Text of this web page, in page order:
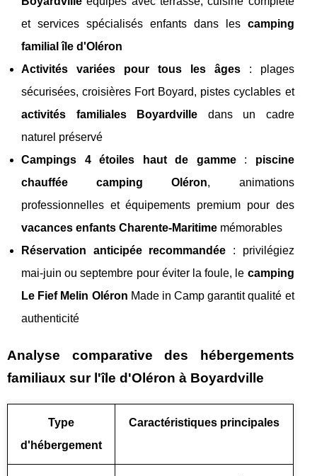
et services spécialisés enfants dans les camping
familial île d'Oléron
Activités variées pour tous les âges: plages
sécurisées, croisières Fort Boyard, pistes cyclables et
activités familiales Boyardville dans un cadre
naturel préservé
Campings 4 étoiles haut de gamme: piscine
chauffée camping Oléron, animations
professionnelles et équipements premium pour des
vacances enfants Charente-Maritime mémorables
Réservation anticipée recommandée : privilégiez
mai-juin ou septembre pour éviter la foule, le camping
Le Fief Melin Oléron Made in Camp garantit qualité et
authenticité
Analyse comparative des hébergements
familiaux sur l'île d'Oléron à Boyardville
Type
d'hébergement
Caractéristiques principales